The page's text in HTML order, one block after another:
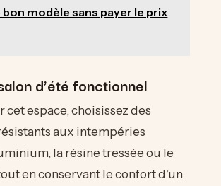
modèle sans payer le prix
d’été fonctionnel
cet espace, choisissez des
aux intempéries
la résine tressée ou le
en conservant le confort d’un